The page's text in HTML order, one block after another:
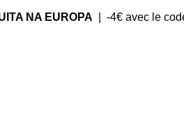
NA EUROPA | -4€ avec le